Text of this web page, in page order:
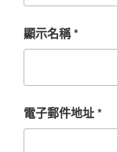
顯示名稱*
電子郵件地址*